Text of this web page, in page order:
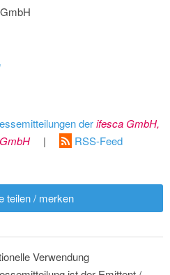
derifesca GmbH,
|
RSS-Feed
teilen / merken
Verwendung